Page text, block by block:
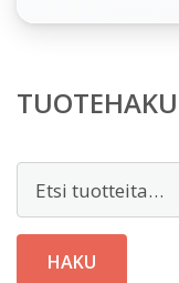
TUOTEHAKU
HAKU